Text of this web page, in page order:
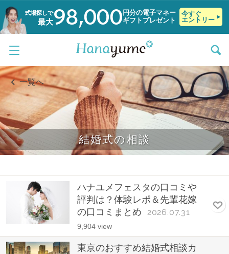
式場探しで
最大98,000 円分の電子マネー
ギフトプレゼント
今すぐ
エントリー
一覧へ
結婚式の相談
ハナユメフェスタの口コミや
評判は？体験レポ＆先輩花嫁
の口コミまとめ
2026.07.31
9,904 view
東京のおすすめ結婚式相談カ